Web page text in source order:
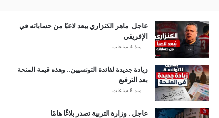
عاجل: ماهر الكنزاري يبعد لاعبًا من حساباته في
الإفريقي
منذ 4 ساعات
زيادة جديدة لفائدة التونسيين.. وهذه قيمة المنحة
بعد الترفيع
منذ 8 ساعات
عاجل.. وزارة التربية تصدر بلاغًا هامًا